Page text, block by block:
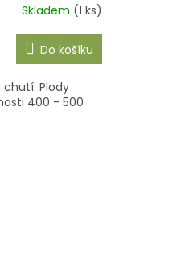
Skladem (1 ks)
Do košíku
chutí. Plody
400 - 500